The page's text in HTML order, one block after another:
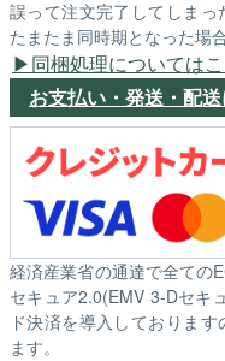
誤って注文完了してしま
たまたま同時期となった場
同梱処理については
お支払い・発送・配
経済産業省の通達で全ての
セキュア2.0(EMV 3-Dセキ
ド決済を導入しておりま
ます。